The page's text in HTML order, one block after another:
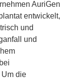
AuriGen
entwickelt,
und
und
die